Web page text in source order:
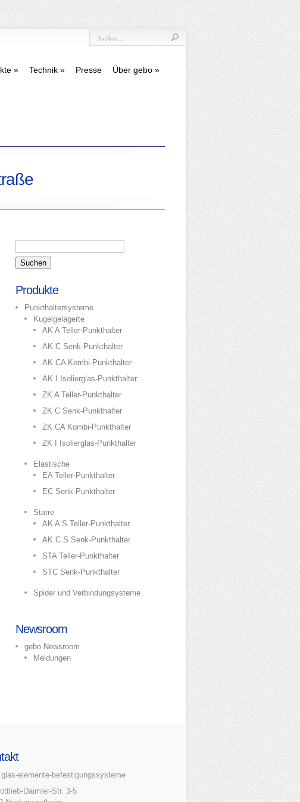
Technik Presse Über gebo
Produkte
Punkthaltersysteme
Kugelgelagerte
AK A Teller-Punkthalter
AK C Senk-Punkthalter
AK CA Kombi-Punkthalter
AK I Isolierglas-Punkthalter
ZK A Teller-Punkthalter
ZK C Senk-Punkthalter
ZK CA Kombi-Punkthalter
ZK I Isolierglas-Punkthalter
Elastische
EA Teller-Punkthalter
EC Senk-Punkthalter
Starre
AK A S Teller-Punkthalter
AK C S Senk-Punkthalter
STA Teller-Punkthalter
STC Senk-Punkthalter
Spider und Verbindungsysteme
Newsroom
gebo Newsroom
Meldungen
elemente-befestigungssysteme
Daimler-Str. 3-5